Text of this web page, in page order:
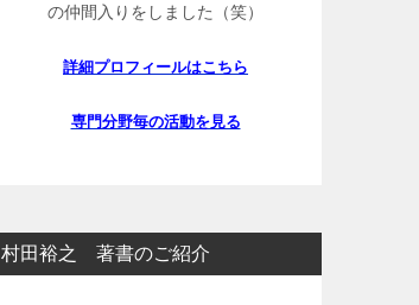
の仲間入りをしました（笑）
詳細プロフィールはこちら
専門分野毎の活動を見る
村田裕之 著書のご紹介